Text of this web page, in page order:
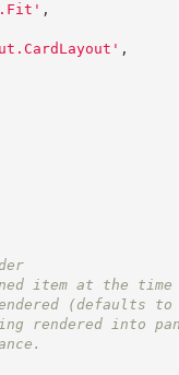
' ,
' ,
item at the time
(defaults to
rendered into